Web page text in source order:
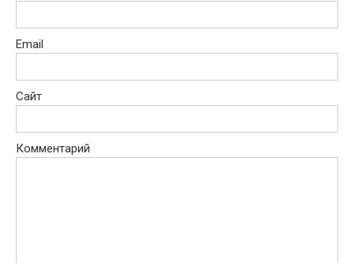
Email
Сайт
Комментарий